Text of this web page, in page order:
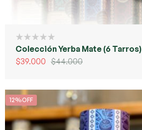
Colección Yerba Mate (6 Tarros)
$44.000
$39.000
12%OFF